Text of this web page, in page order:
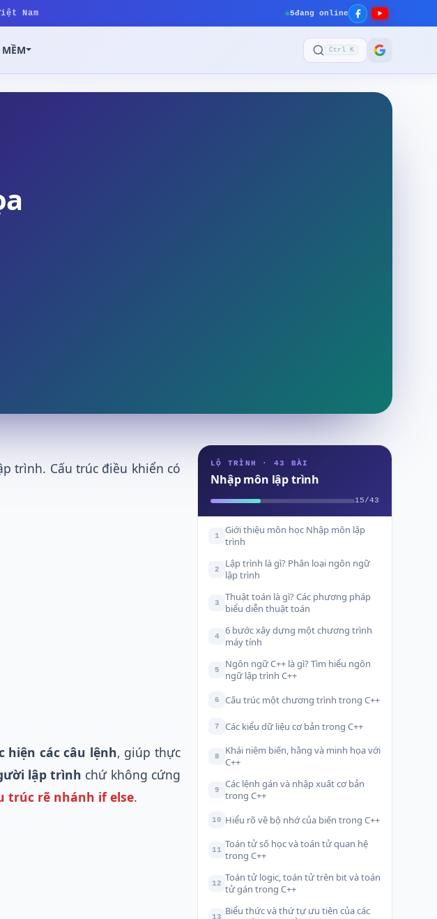
Nam 5đang online
Ctrl K
trình. Cấu trúc điều khiển có
các câu lệnh, giúp thực
lập trình chứ không cứng
trúc rẽ nhánh if else.
LỘ TRÌNH · 43 BÀI
Nhập môn lập trình
15/43
1
Giới thiệu môn học Nhập môn lập
trình
2
Lập trình là gì? Phân loại ngôn ngữ
lập trình
3
Thuật toán là gì? Các phương pháp
biểu diễn thuật toán
4
6 bước xây dựng một chương trình
máy tính
5
Ngôn ngữ C++ là gì? Tìm hiểu ngôn
ngữ lập trình C++
6 Cấu trúc một chương trình trong C++
7 Các kiểu dữ liệu cơ bản trong C++
8
Khái niệm biến, hằng và minh họa với
C++
9
Các lệnh gán và nhập xuất cơ bản
trong C++
10 Hiểu rõ về bộ nhớ của biến trong C++
11 Toán tử số học và toán tử quan hệ
trong C++
12 Toán tử logic, toán tử trên bit và toán
tử gán trong C++
13 Biểu thức và thứ tự ưu tiên của các